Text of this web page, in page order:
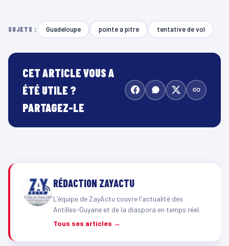
SUJETS : Guadeloupe pointe a pitre tentative de vol
CET ARTICLE VOUS A
ÉTÉ UTILE ?
PARTAGEZ-LE
RÉDACTION ZAYACTU
L'équipe de ZayActu couvre l'actualité des
Antilles-Guyane et de la diaspora en temps réel.
Tous ses articles →